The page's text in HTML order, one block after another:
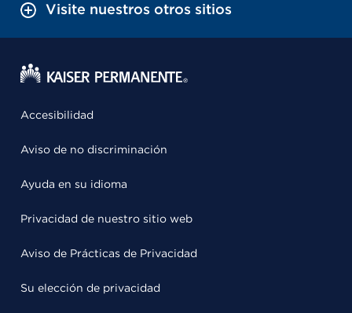
Visite nuestros otros sitios
Accesibilidad
Aviso de no discriminación
Ayuda en su idioma
Privacidad de nuestro sitio web
Aviso de Prácticas de Privacidad
Su elección de privacidad